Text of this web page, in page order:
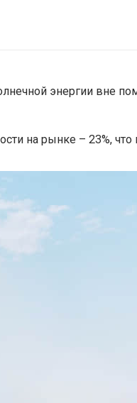
энергии вне
на рынке – 23%,